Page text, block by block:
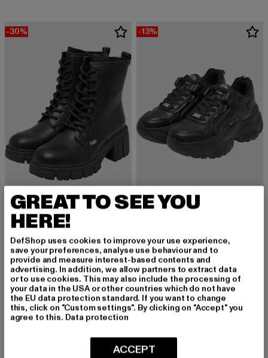
-30%
BUFFALO
76,99 EUR
Derzeitiger Preis: 76,99 EUR
109,99 EURAktionspreis: 109,99 EUR
-13%
78,29 EUR
Derzeitiger Preis: 78,29 EUR
89,99 EURAktionspreis:
-28% -12%
GREAT TO SEE YOU
HERE!
DefShop uses cookies to improve your use experience,
save your preferences, analyse use behaviour and to
provide and measure interest-based contents and
advertising. In addition, we allow partners to extract data
or to use cookies. This may also include the processing of
your data in the USA or other countries which do not have
the EU data protection standard. If you want to change
this, click on "Custom settings". By clicking on "Accept" you
agree to this. Data protection
ACCEPT